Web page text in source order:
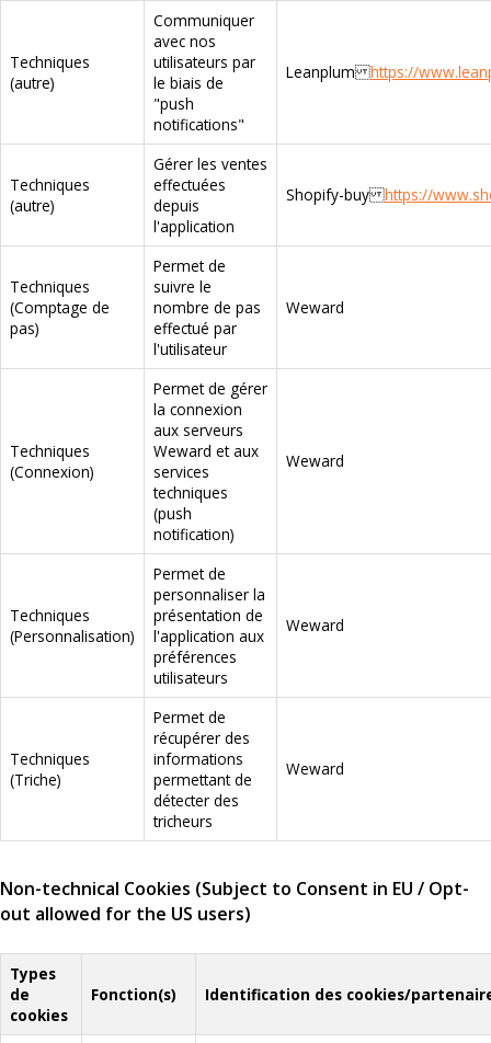
Techniques
(autre)
Communiquer
avec nos
utilisateurs par
le biais de
"push
notifications"
Leanplumhttps://
Techniques
(autre)
Gérer les ventes
effectuées
depuis
l'application
Shopify-buyhttps://
Techniques
(Comptage de
pas)
Permet de
suivre le
nombre de pas
effectué par
l'utilisateur
Weward
Techniques
(Connexion)
Permet de gérer
la connexion
aux serveurs
Weward et aux
services
techniques
(push
notification)
Weward
Techniques
(Personnalisation)
Permet de
personnaliser la
présentation de
l'application aux
préférences
utilisateurs
Weward
Techniques
(Triche)
Permet de
récupérer des
informations
permettant de
détecter des
tricheurs
Weward
Non-technical Cookies (Subject to Consent in EU / Opt-
out allowed for the US users)
Types
de
cookies
Fonction(s) Identification des cookies/